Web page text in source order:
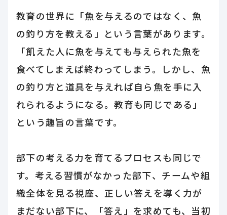
教育の世界に「魚を与えるのではなく、魚
の釣り方を教える」という言葉があります。
「飢えた人に魚を与えても与えられた魚を
食べてしまえば終わってしまう。しかし、魚
の釣り方と道具を与えれば自ら魚を手に入
れられるようになる。教育も同じである」
という趣旨の言葉です。
部下の考える力を育てるプロセスも同じで
す。考える習慣がなかった部下、チームや組
織全体を見る視座、正しい答えを導く力が
まだない部下に、「答え」を求めても、当初